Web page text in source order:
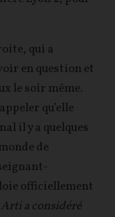
qui a
en question et
le soir même.
qu’elle
il y a quelques
de
officiellement
Arti a considéré